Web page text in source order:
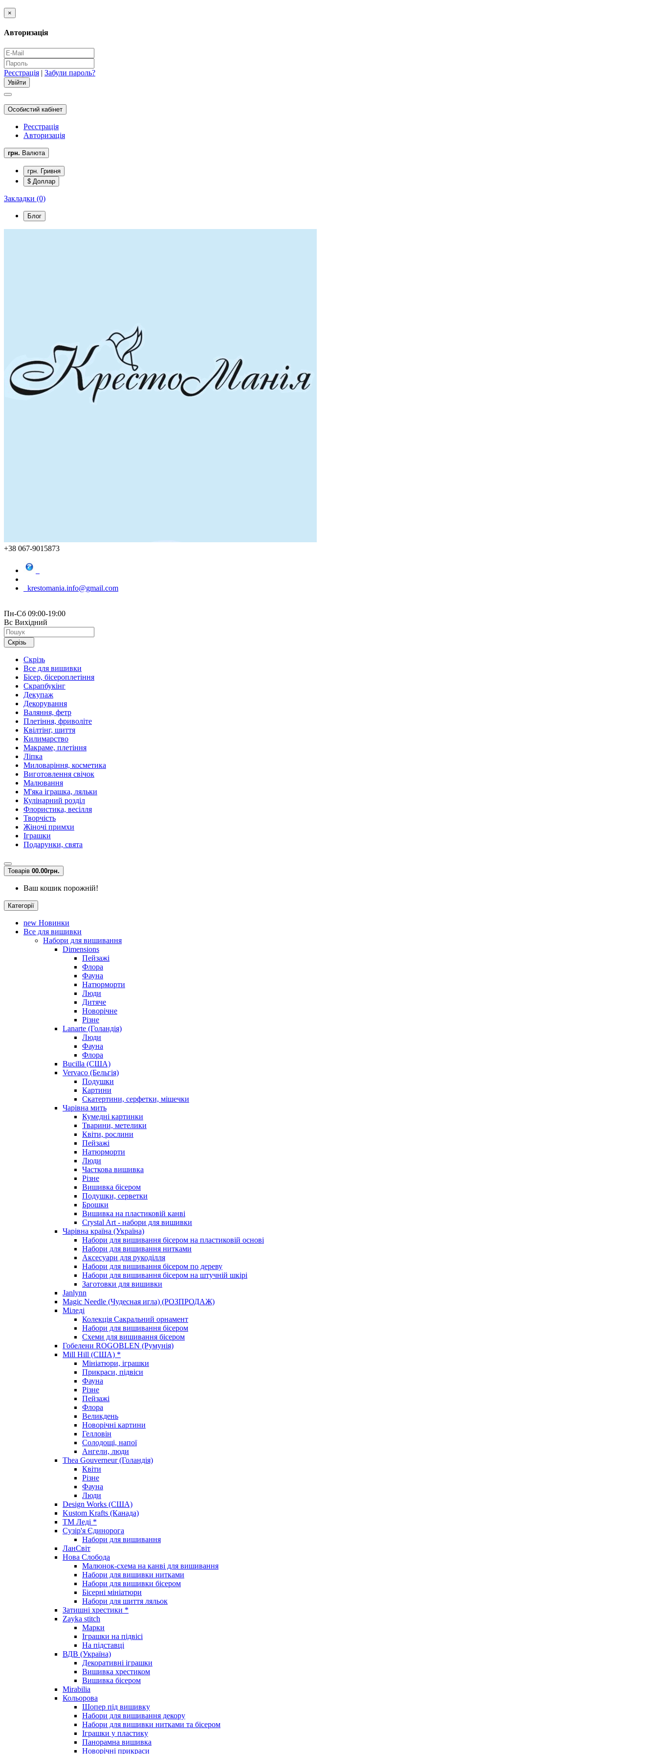
×
Авторизація
Реєстрація | Забули пароль?
Особистий кабінет
Реєстрація
Авторизація
грн. Валюта
грн. Гривня
$ Доллар
Закладки (0)
Блог
+38 067-9015873
krestomania.info@gmail.com
Пн-Сб 09:00-19:00
Вс Вихідний
Скрізь
Скрізь
Все для вишивки
Бісер, бісероплетіння
Скрапбукінг
Декупаж
Декорування
Валяння, фетр
Плетіння, фриволіте
Квілтінг, шиття
Килимарство
Макраме, плетіння
Ліпка
Миловаріння, косметика
Виготовлення свічок
Малювання
М'яка іграшка, ляльки
Кулінарний розділ
Флористика, весілля
Творчість
Жіночі примхи
Іграшки
Подарунки, свята
Товарів 00.00грн.
Ваш кошик порожній!
Категорії
new Новинки
Все для вишивки
Набори для вишивання
Dimensions
Пейзажі
Флора
Фауна
Натюрморти
Люди
Дитяче
Новорічне
Різне
Lanarte (Голандія)
Люди
Фауна
Флора
Bucilla (США)
Vervaco (Бельгія)
Подушки
Картини
Скатертини, серфетки, мішечки
Чарiвна мить
Кумедні картинки
Тварини, метелики
Квіти, рослини
Пейзажі
Натюрморти
Люди
Часткова вишивка
Різне
Вишивка бісером
Подушки, серветки
Брошки
Вишивка на пластиковій канві
Crystal Art - набори для вишивки
Чарівна країна (Україна)
Набори для вишивання бісером на пластиковій основі
Набори для вишивання нитками
Аксесуари для рукоділля
Набори для вишивання бісером по дереву
Набори для вишивання бісером на штучній шкірі
Заготовки для вишивки
Janlynn
Magic Needle (Чудесная игла) (РОЗПРОДАЖ)
Міледі
Колекція Сакральний орнамент
Набори для вишивання бісером
Схеми для вишивання бісером
Гобелени ROGOBLEN (Румунія)
Mill Hill (США) *
Мініатюри, іграшки
Прикраси, підвіси
Фауна
Різне
Пейзажі
Флора
Великдень
Новорічні картини
Гелловін
Солодощі, напої
Ангели, люди
Thea Gouverneur (Голандія)
Квіти
Різне
Фауна
Люди
Design Works (США)
Kustom Krafts (Канада)
ТМ Леді *
Сузір'я Єдинорога
Набори для вишивання
ЛанСвіт
Нова Слобода
Малюнок-схема на канві для вишивання
Набори для вишивки нитками
Набори для вишивки бісером
Бісерні мініатюри
Набори для шиття ляльок
Затишні хрестики *
Zayka stitch
Марки
Іграшки на підвісі
На підставці
ВДВ (Україна)
Декоративні іграшки
Вишивка хрестиком
Вишивка бісером
Mirabilia
Кольорова
Шопер під вишивку
Набори для вишивання декору
Набори для вишивки нитками та бісером
Іграшки у пластику
Панорамна вишивка
Новорічні прикраси